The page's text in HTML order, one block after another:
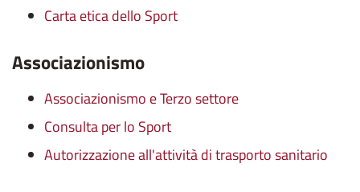
Carta etica dello Sport
Associazionismo
Associazionismo e Terzo settore
Consulta per lo Sport
Autorizzazione all'attività di trasporto sanitario